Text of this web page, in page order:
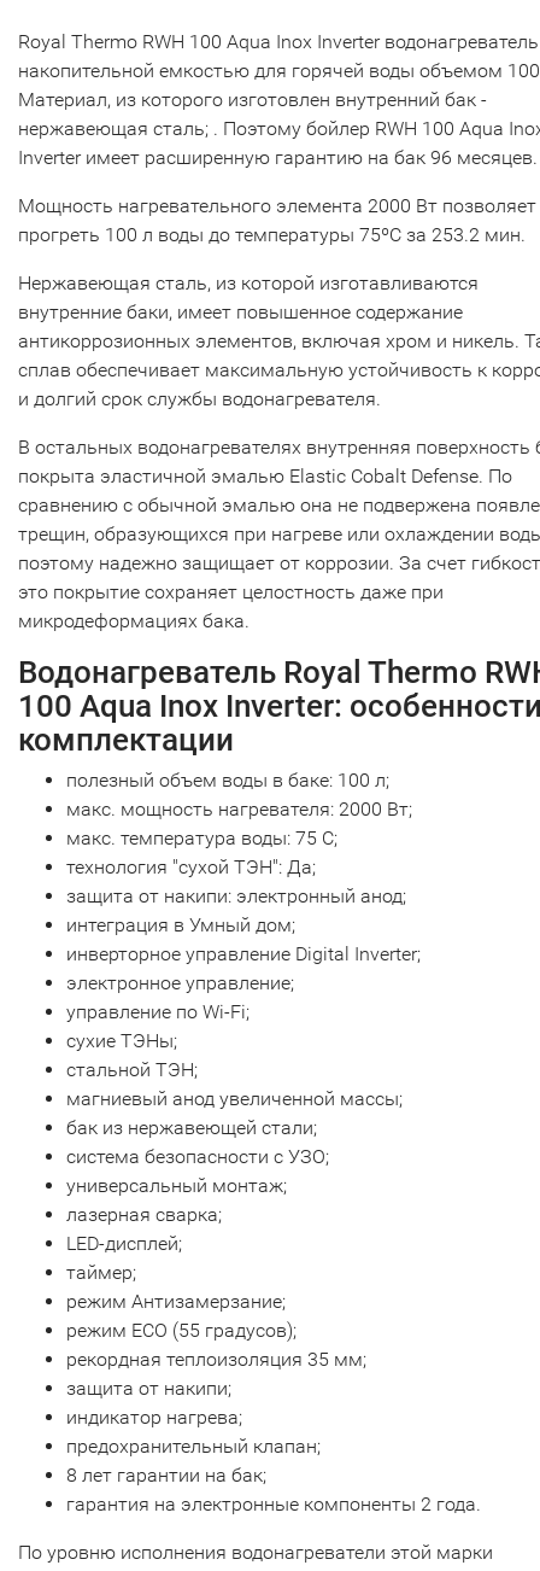
Royal Thermo RWH 100 Aqua Inox Inverter
накопительной емкостью для горячей воды объемом
Материал, из которого изготовлен внутренний бак -
нержавеющая сталь; . Поэтому бойлер RWH 100 Aqua
Inverter имеет расширенную гарантию на бак 96 месяцев.
Мощность нагревательного элемента 2000 Вт позволяет
прогреть 100 л воды до температуры 75ºС за 253.2 мин.
Нержавеющая сталь, из которой изготавливаются
внутренние баки, имеет повышенное содержание
антикоррозионных элементов, включая хром и никель.
сплав обеспечивает максимальную устойчивость к
и долгий срок службы водонагревателя.
В остальных водонагревателях внутренняя поверхность
покрыта эластичной эмалью Elastic Cobalt Defense. По
сравнению с обычной эмалью она не подвержена
трещин, образующихся при нагреве или охлаждении
поэтому надежно защищает от коррозии. За счет
это покрытие сохраняет целостность даже при
микродеформациях бака.
Водонагреватель Royal Thermo
100 Aqua Inox Inverter:
комплектации
полезный объем воды в баке: 100 л;
макс. мощность нагревателя: 2000 Вт;
макс. температура воды: 75 С;
технология "сухой ТЭН": Да;
защита от накипи: электронный анод;
интеграция в Умный дом;
инверторное управление Digital Inverter;
электронное управление;
управление по Wi-Fi;
сухие ТЭНы;
стальной ТЭН;
магниевый анод увеличенной массы;
бак из нержавеющей стали;
система безопасности c УЗО;
универсальный монтаж;
лазерная сварка;
LED-дисплей;
таймер;
режим Антизамерзание;
режим ECO (55 градусов);
рекордная теплоизоляция 35 мм;
защита от накипи;
индикатор нагрева;
предохранительный клапан;
8 лет гарантии на бак;
гарантия на электронные компоненты 2 года.
По уровню исполнения водонагреватели этой марки